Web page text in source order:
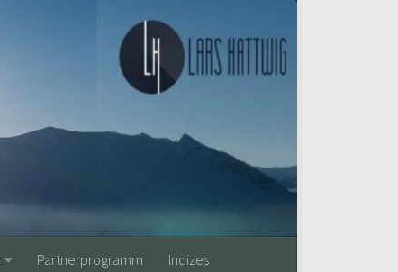
Partnerprogramm Indizes